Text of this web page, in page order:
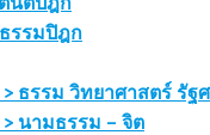
รรมปิฎก
> ธรรม วิทยาศาสตร์ รัฐ
> นามธรรม – จิต